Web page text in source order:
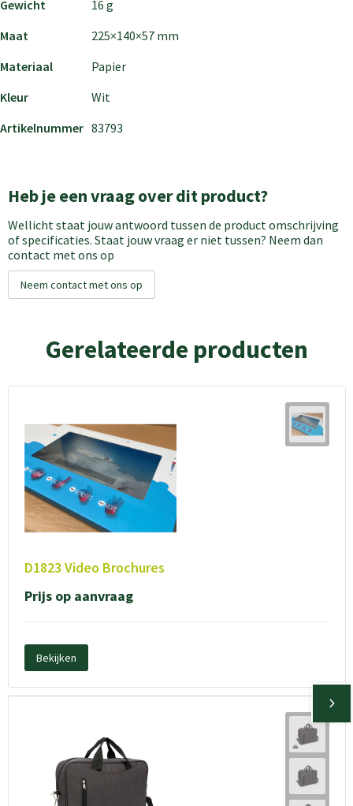
Gewicht
16 g
Maat
225×140×57 mm
Materiaal
Papier
Kleur
Wit
Artikelnummer 83793
Heb je een vraag over dit product?
Wellicht staat jouw antwoord tussen de product omschrijving
of specificaties. Staat jouw vraag er niet tussen? Neem dan
contact met ons op
Neem contact met ons op
Gerelateerde producten
D1823 Video Brochures
Prijs op aanvraag
Bekijken